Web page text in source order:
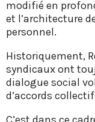
modifié en
et l’architecture
personnel.
Historiquement,
syndicaux ont
dialogue social
d’accords
C’est dans ce